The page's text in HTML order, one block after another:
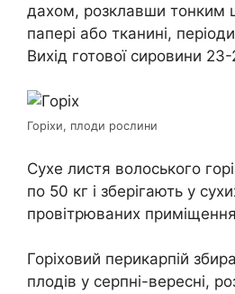
дахом, розклавши
папері або тканині,
Вихід готової сировини 23-
Горіхи, плоди рослини
Сухе листя волоського
по 50 кг і зберігають у
провітрюваних
Горіховий перикарпій
плодів у серпні-вересні,